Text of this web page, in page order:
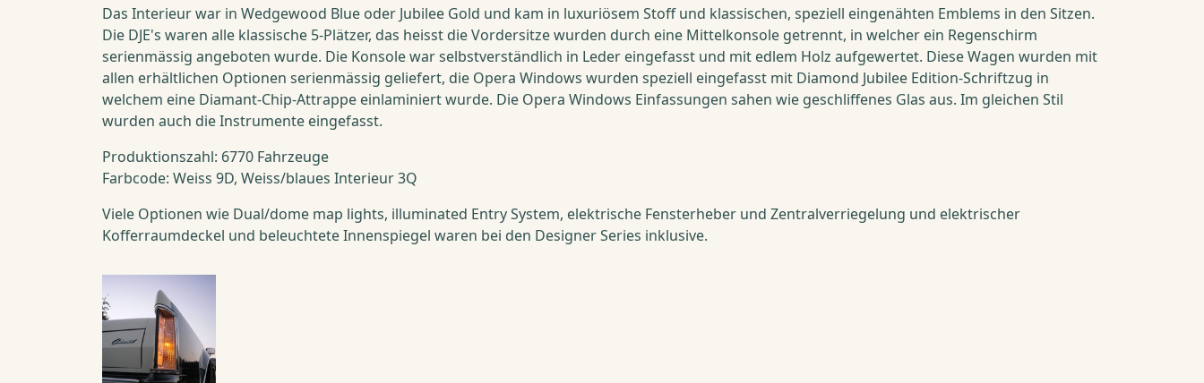
Das Interieur war in Wedgewood Blue oder Jubilee Gold und kam in luxuriösem Stoff und klassischen, speziell eingenähten Emblems in den Sitzen.
Die DJE's waren alle klassische 5-Plätzer, das heisst die Vordersitze wurden durch eine Mittelkonsole getrennt, in welcher ein Regenschirm
serienmässig angeboten wurde. Die Konsole war selbstverständlich in Leder eingefasst und mit edlem Holz aufgewertet. Diese Wagen wurden mit
allen erhältlichen Optionen serienmässig geliefert, die Opera Windows wurden speziell eingefasst mit Diamond Jubilee Edition-Schriftzug in
welchem eine Diamant-Chip-Attrappe einlaminiert wurde. Die Opera Windows Einfassungen sahen wie geschliffenes Glas aus. Im gleichen Stil
wurden auch die Instrumente eingefasst.
Produktionszahl: 6770 Fahrzeuge
Farbcode: Weiss 9D, Weiss/blaues Interieur 3Q
Viele Optionen wie Dual/dome map lights, illuminated Entry System, elektrische Fensterheber und Zentralverriegelung und elektrischer
Kofferraumdeckel und beleuchtete Innenspiegel waren bei den Designer Series inklusive.